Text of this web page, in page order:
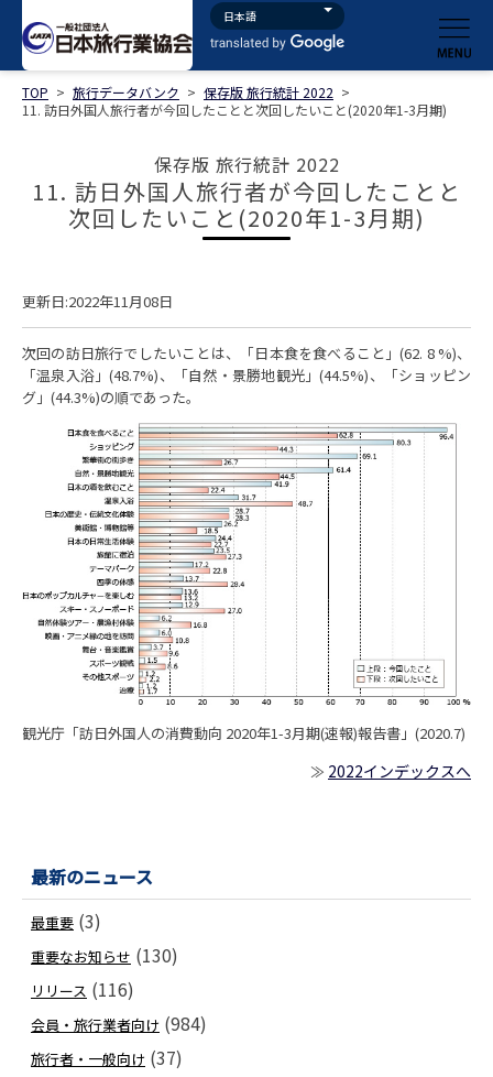
TOP > 旅行データバンク > 保存版 旅行統計 2022 >
11. 訪日外国人旅行者が今回したことと次回したいこと(2020年1-3月期)
保存版 旅行統計 2022
11. 訪日外国人旅行者が今回したことと
次回したいこと(2020年1-3月期)
更新日:2022年11月08日
次回の訪日旅行でしたいことは、「日本食を食べること」(62. 8 %)、
「温泉入浴」(48.7%)、「自然・景勝地観光」(44.5%)、「ショッピン
グ」(44.3%)の順であった。
観光庁「訪日外国人の消費動向 2020年1-3月期(速報)報告書」(2020.7)
≫ 2022インデックスへ
最新のニュース
最重要 (3)
重要なお知らせ (130)
リリース (116)
会員・旅行業者向け (984)
旅行者・一般向け (37)